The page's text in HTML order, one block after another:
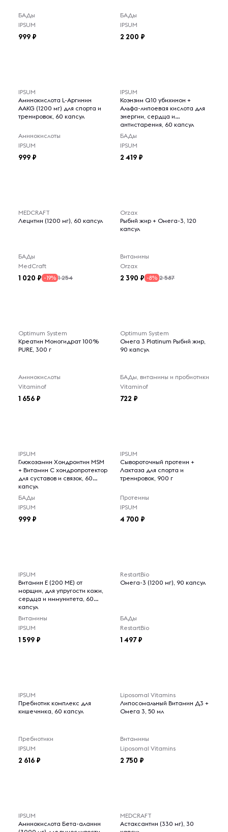
БАДы
IPSUM
999
БАДы
IPSUM
2 200
IPSUM
Аминокислота L-Аргинин
AAKG (1200 мг) для спорта и
тренировок, 60 капсул
Аминокислоты
IPSUM
999
IPSUM
Коэнзим Q10 убихинон +
Альфа-липоевая кислота для
энергии, сердца и
антистарения, 60 капсул
БАДы
IPSUM
2 419
MEDCRAFT
Лецитин (1200 мг), 60 капсул
БАДы
MedCraft
1 020 -19% 1 254
Orzax
Рыбий жир + Омега-3, 120
капсул
Витамины
Orzax
2 390 -8% 2 587
Optimum System
Креатин Моногидрат 100%
PURE, 300 г
Аминокислоты
Vitaminof
1 656
Optimum System
Омега 3 Platinum Рыбий жир,
90 капсул
БАДы, витамины и пробиотики
Vitaminof
722
IPSUM
Глюкозамин Хондроитин MSM
+ Витамин C хондропротектор
для суставов и связок, 60
капсул
БАДы
IPSUM
999
IPSUM
Сывороточный протеин +
Лактаза для спорта и
тренировок, 900 г
Протеины
IPSUM
4 700
IPSUM
Витамин Е (200 МЕ) от
морщин, для упругости кожи,
сердца и иммунитета, 60
капсул
Витамины
IPSUM
1 599
RestartBio
Омега-3 (1200 мг), 90 капсул
БАДы
RestartBio
1 497
IPSUM
Пребиотик комплекс для
кишечника, 60 капсул
Пребиотики
IPSUM
2 616
Liposomal Vitamins
Липосомальный Витамин Д3 +
Омега 3, 50 мл
Витамины
Liposomal Vitamins
2 750
IPSUM
Аминокислота Бета-аланин
MEDCRAFT
Астаксантин (330 мг), 30